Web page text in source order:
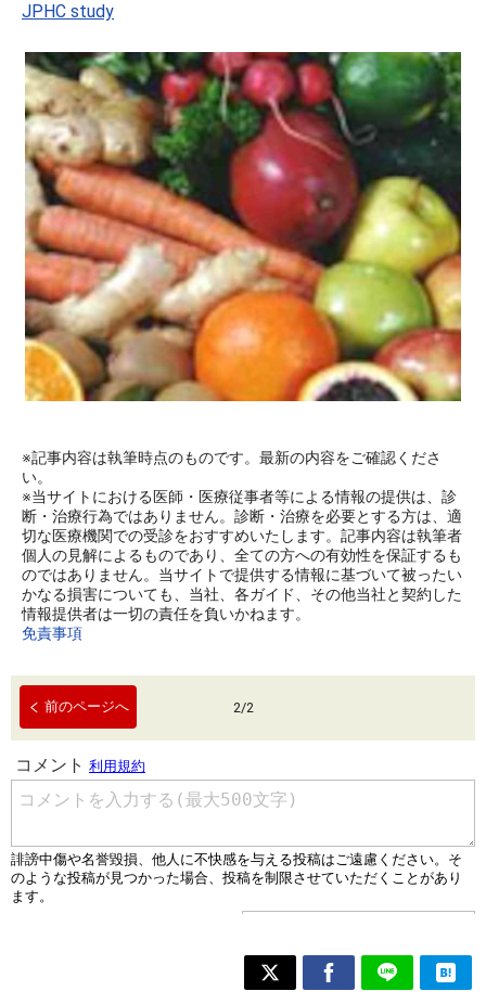
JPHC study
※記事内容は執筆時点のものです。最新の内容をご確認くださ
い。
※当サイトにおける医師・医療従事者等による情報の提供は、診
断・治療行為ではありません。診断・治療を必要とする方は、適
切な医療機関での受診をおすすめいたします。記事内容は執筆者
個人の見解によるものであり、全ての方への有効性を保証するも
のではありません。当サイトで提供する情報に基づいて被ったい
かなる損害についても、当社、各ガイド、その他当社と契約した
情報提供者は一切の責任を負いかねます。
免責事項
前のページへ 2/2